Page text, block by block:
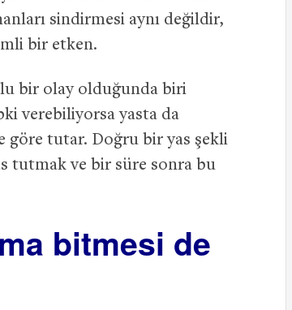
sindirmesi aynı değildir,
bir etken.
bir olay olduğunda biri
verebiliyorsa yasta da
göre tutar. Doğru bir yas şekli
tutmak ve bir süre sonra bu
bitmesi de